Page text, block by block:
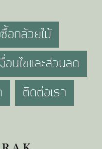
อกล้วยไม้
งื่อนไขและส่วนลด
ติดต่อเรา